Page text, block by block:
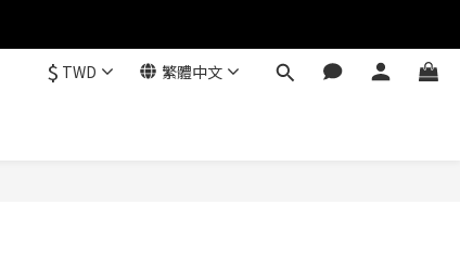
$ TWD 繁體中文